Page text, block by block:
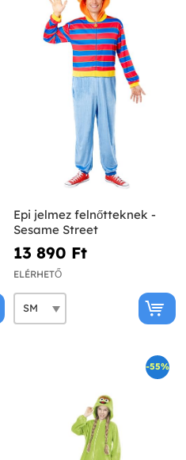
Epi jelmez felnőtteknek -
Sesame Street
13 890 Ft‎
ELÉRHETŐ
-55%